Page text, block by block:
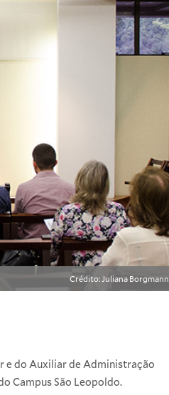
Crédito: Juliana Borgmann
e do Auxiliar de Administração
Campus São Leopoldo.